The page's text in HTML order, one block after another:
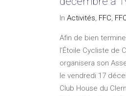
In Activités, FFC,
Afin de bien
l’Étoile Cycliste de
organisera son
le vendredi 17
Club House du